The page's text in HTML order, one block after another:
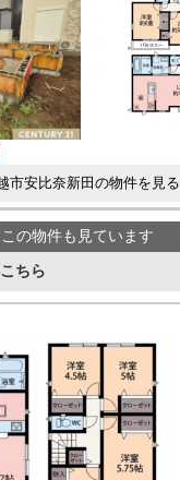
市安比奈新田の物件を見る
の物件も見ています
ちら